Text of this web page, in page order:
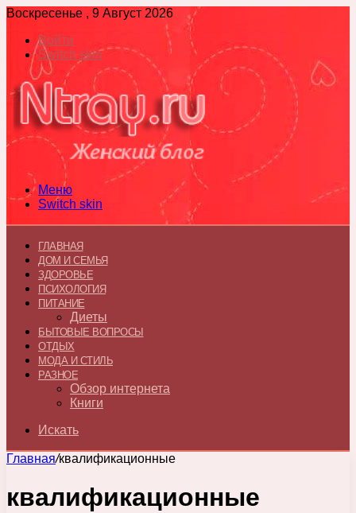
Воскресенье , 9 Август 2026
Войти
Switch skin
Меню
Switch skin
ГЛАВНАЯ
ДОМ И СЕМЬЯ
ЗДОРОВЬЕ
ПСИХОЛОГИЯ
ПИТАНИЕ
Диеты
БЫТОВЫЕ ВОПРОСЫ
ОТДЫХ
МОДА И СТИЛЬ
РАЗНОЕ
Обзор интернета
Книги
Искать
Главная/квалификационные
квалификационные